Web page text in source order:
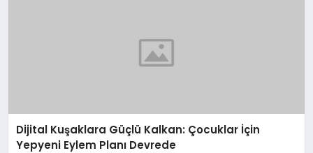
Dijital Kuşaklara Güçlü Kalkan: Çocuklar İçin
Yepyeni Eylem Planı Devrede